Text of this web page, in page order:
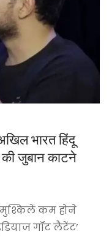
भारत हिंदू
जुबान काटने
कम होने
गॉट लैटेंट’